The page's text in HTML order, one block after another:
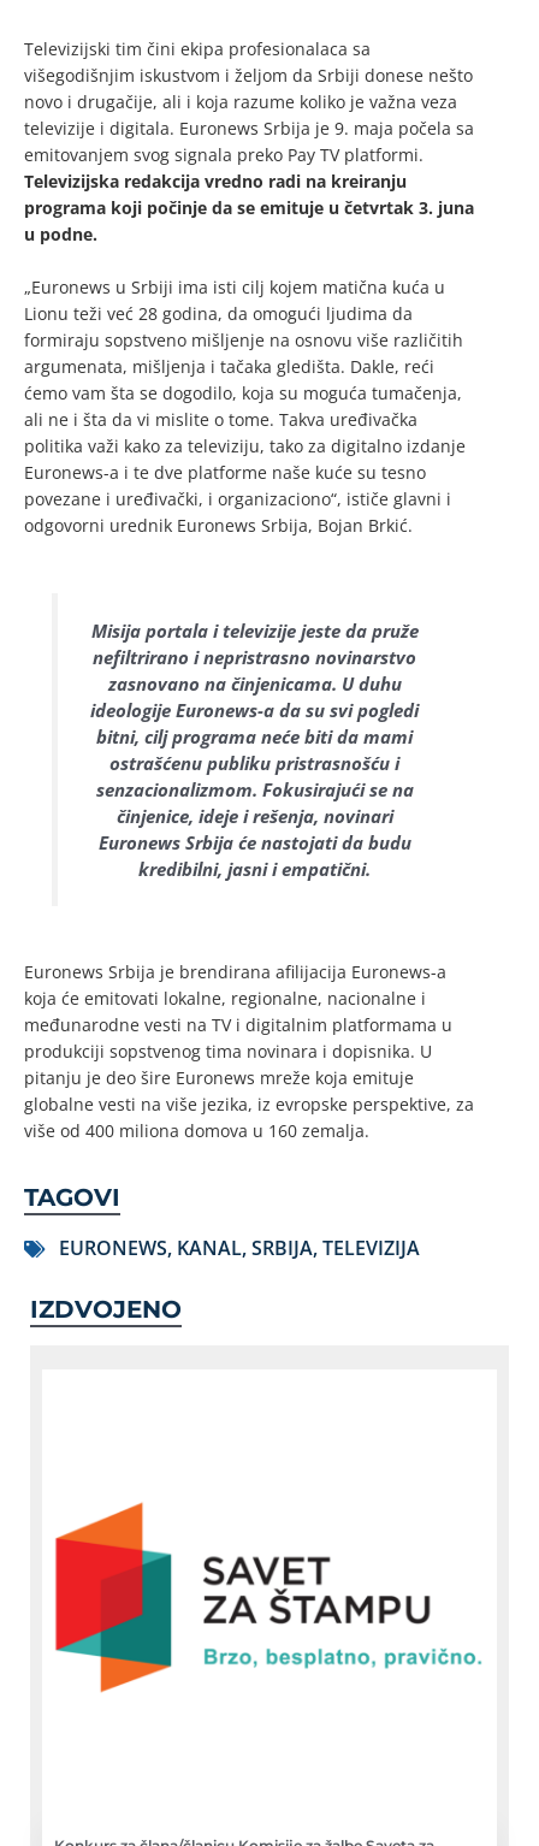
Televizijski tim čini ekipa profesionalaca sa
višegodišnjim iskustvom i željom da Srbiji donese nešto
novo i drugačije, ali i koja razume koliko je važna veza
televizije i digitala. Euronews Srbija je 9. maja počela sa
emitovanjem svog signala preko Pay TV platformi.
Televizijska redakcija vredno radi na kreiranju
programa koji počinje da se emituje u četvrtak 3. juna
u podne.
„Euronews u Srbiji ima isti cilj kojem matična kuća u
Lionu teži već 28 godina, da omogući ljudima da
formiraju sopstveno mišljenje na osnovu više različitih
argumenata, mišljenja i tačaka gledišta. Dakle, reći
ćemo vam šta se dogodilo, koja su moguća tumačenja,
ali ne i šta da vi mislite o tome. Takva uređivačka
politika važi kako za televiziju, tako za digitalno izdanje
Euronews-a i te dve platforme naše kuće su tesno
povezane i uređivački, i organizaciono“, ističe glavni i
odgovorni urednik Euronews Srbija, Bojan Brkić.
Misija portala i televizije jeste da pruže
nefiltrirano i nepristrasno novinarstvo
zasnovano na činjenicama. U duhu
ideologije Euronews-a da su svi pogledi
bitni, cilj programa neće biti da mami
ostrašćenu publiku pristrasnošću i
senzacionalizmom. Fokusirajući se na
činjenice, ideje i rešenja, novinari
Euronews Srbija će nastojati da budu
kredibilni, jasni i empatični.
Euronews Srbija je brendirana afilijacija Euronews-a
koja će emitovati lokalne, regionalne, nacionalne i
međunarodne vesti na TV i digitalnim platformama u
produkciji sopstvenog tima novinara i dopisnika. U
pitanju je deo šire Euronews mreže koja emituje
globalne vesti na više jezika, iz evropske perspektive, za
više od 400 miliona domova u 160 zemalja.
TAGOVI
EURONEWS, KANAL,SRBIJA,TELEVIZIJA
IZDVOJENO